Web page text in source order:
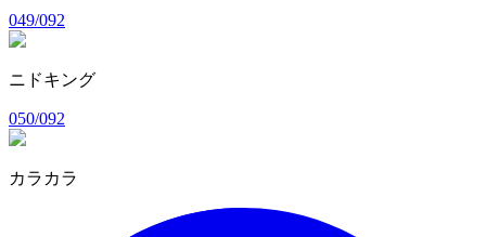
049/092
ニドキング
050/092
カラカラ